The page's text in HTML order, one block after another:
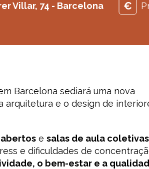
Villar, 74 - Barcelona
Barcelona sediará uma nova
arquitetura e o design de
e salas de aula coletivas
e dificuldades de
o bem-estar e a